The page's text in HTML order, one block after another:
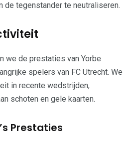
de tegenstander te neutraliseren.
we de prestaties van Yorbe
spelers van FC Utrecht. We
in recente wedstrijden,
schoten en gele kaarten.
Prestaties